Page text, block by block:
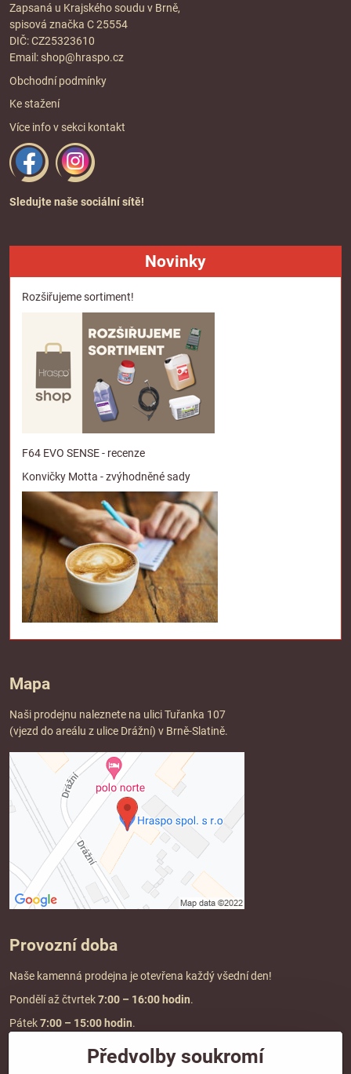
Zapsaná u Krajského soudu v Brně,
spisová značka C 25554
DIČ: CZ25323610
Email: shop@hraspo.cz
Obchodní podmínky
Ke stažení
Více info v sekci kontakt
Sledujte naše sociální sítě!
Novinky
Rozšiřujeme sortiment!
F64 EVO SENSE - recenze
Konvičky Motta - zvýhodněné sady
Mapa
Naši prodejnu naleznete na ulici Tuřanka 107
(vjezd do areálu z ulice Drážní) v Brně-Slatině.
Provozní doba
Naše kamenná prodejna je otevřena každý všední den!
Pondělí až čtvrtek7:00 – 16:00 hodin.
Pátek7:00 – 15:00 hodin.
Předvolby soukromí